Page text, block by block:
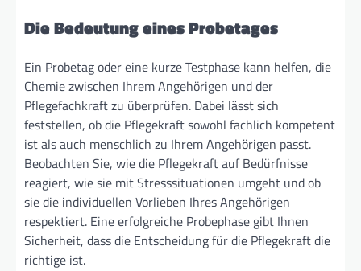
Die Bedeutung eines Probetages
Ein Probetag oder eine kurze Testphase kann helfen, die
Chemie zwischen Ihrem Angehörigen und der
Pflegefachkraft zu überprüfen. Dabei lässt sich
feststellen, ob die Pflegekraft sowohl fachlich kompetent
ist als auch menschlich zu Ihrem Angehörigen passt.
Beobachten Sie, wie die Pflegekraft auf Bedürfnisse
reagiert, wie sie mit Stresssituationen umgeht und ob
sie die individuellen Vorlieben Ihres Angehörigen
respektiert. Eine erfolgreiche Probephase gibt Ihnen
Sicherheit, dass die Entscheidung für die Pflegekraft die
richtige ist.